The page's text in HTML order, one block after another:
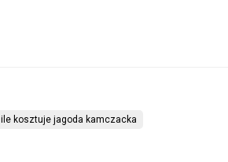
ile kosztuje jagoda kamczacka